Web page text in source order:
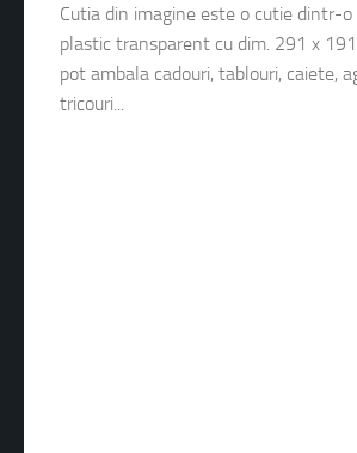
Cutia din imagine este o cutie dintr-
plastic transparent cu dim. 291 x
pot ambala cadouri, tablouri, caiete,
tricouri...